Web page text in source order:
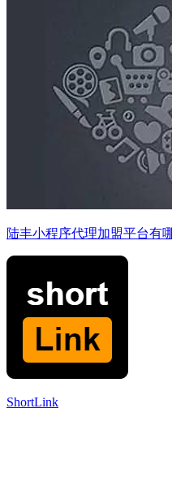
陆丰小程序代理加盟平台有
ShortLink